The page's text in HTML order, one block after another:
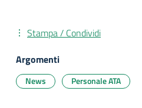
Stampa / Condividi
Argomenti
News Personale ATA